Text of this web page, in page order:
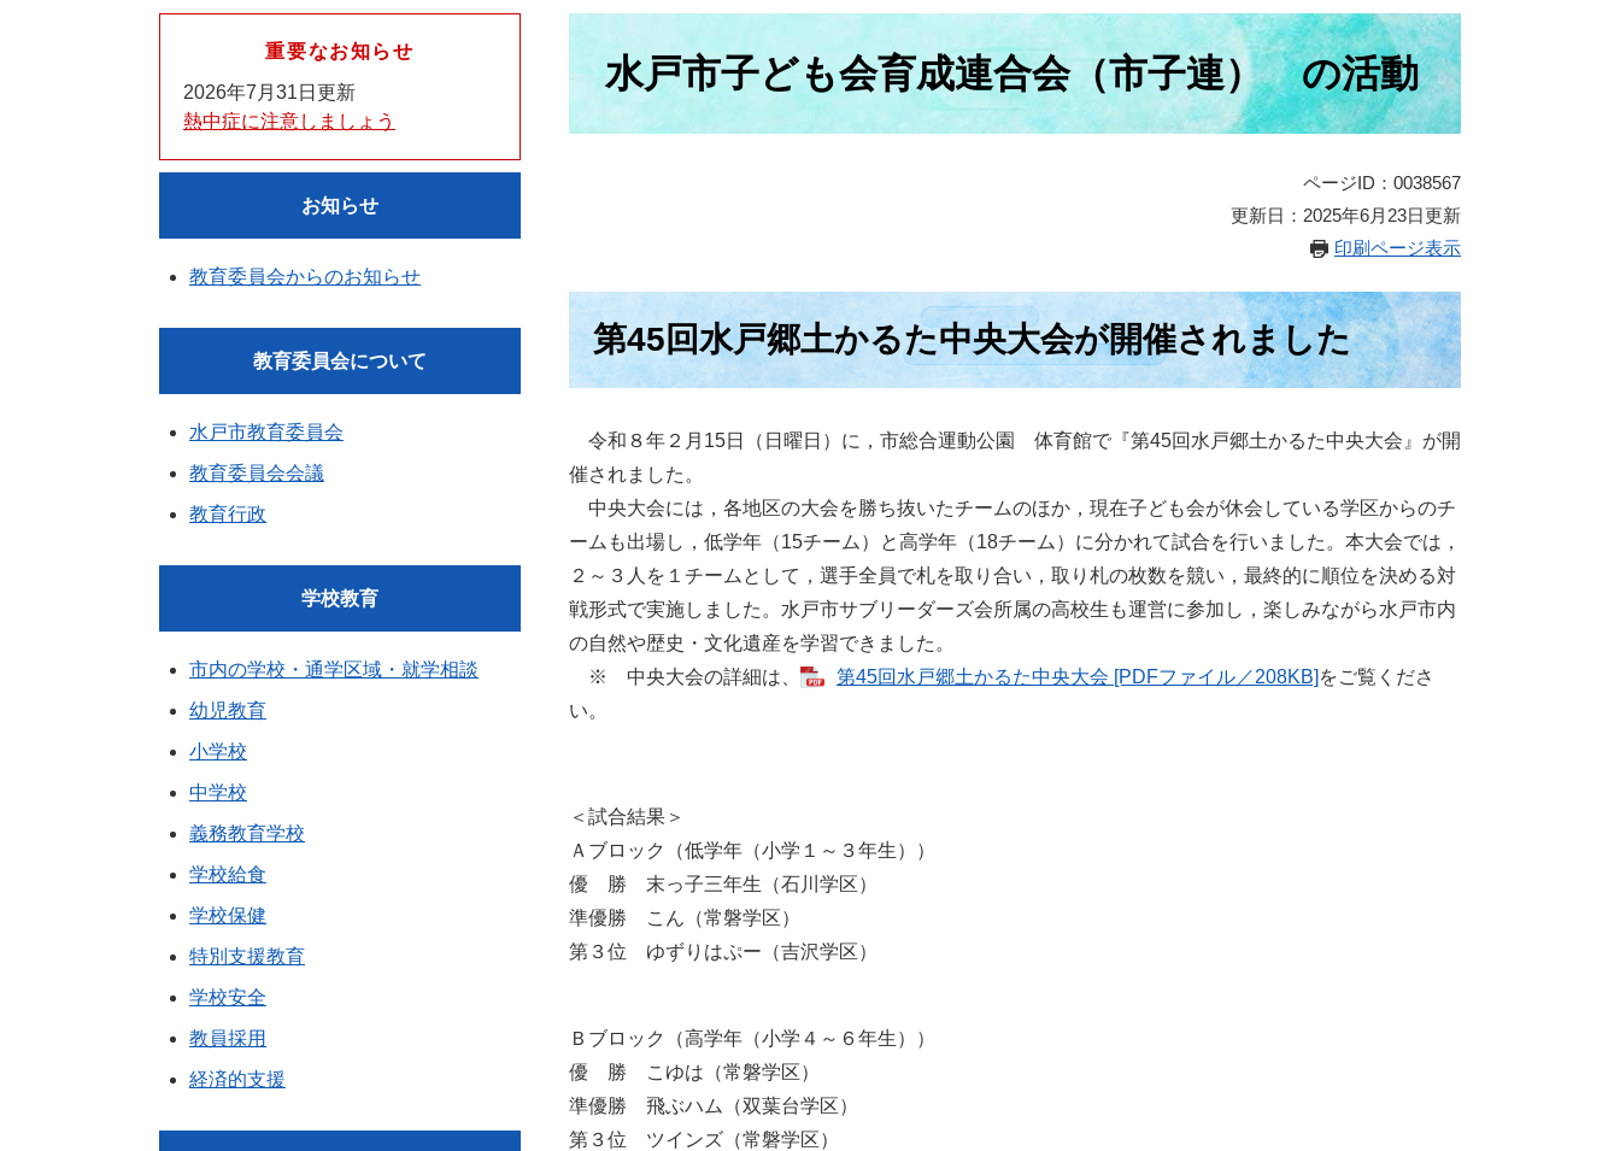
水戸市子ども会育成連合会（市子連） の活動
ページID：0038567
更新日：2025年6月23日更新
印刷ページ表示
第45回水戸郷土かるた中央大会が開催されました
令和８年２月15日（日曜日）に，市総合運動公園 体育館で『第45回水戸郷土かるた中央大会』が開
催されました。
中央大会には，各地区の大会を勝ち抜いたチームのほか，現在子ども会が休会している学区からのチ
ームも出場し，低学年（15チーム）と高学年（18チーム）に分かれて試合を行いました。本大会では，
２～３人を１チームとして，選手全員で札を取り合い，取り札の枚数を競い，最終的に順位を決める対
戦形式で実施しました。水戸市サブリーダーズ会所属の高校生も運営に参加し，楽しみながら水戸市内
の自然や歴史・文化遺産を学習できました。
※ 中央大会の詳細は、
第45回水戸郷土かるた中央大会 [PDFファイル／208KB] をご覧くださ
い。
＜試合結果＞
Ａブロック（低学年（小学１～３年生））
優 勝 末っ子三年生（石川学区）
準優勝 こん（常磐学区）
第３位 ゆずりはぷー（吉沢学区）
Ｂブロック（高学年（小学４～６年生））
優 勝 こゆは（常磐学区）
準優勝 飛ぶハム（双葉台学区）
第３位 ツインズ（常磐学区）
重要なお知らせ
2026年7月31日更新
熱中症に注意しましょう
お知らせ
教育委員会からのお知らせ
教育委員会について
水戸市教育委員会
教育委員会会議
教育行政
学校教育
市内の学校・通学区域・就学相談
幼児教育
小学校
中学校
義務教育学校
学校給食
学校保健
特別支援教育
学校安全
教員採用
経済的支援